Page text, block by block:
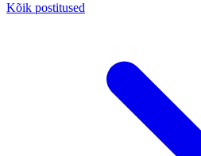
Kõik postitused